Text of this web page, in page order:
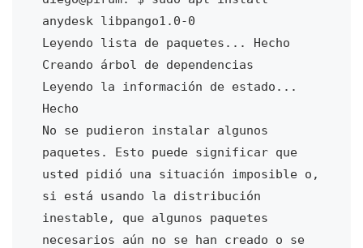
anydesk libpango1.0-0
Leyendo lista de paquetes... Hecho
Creando árbol de dependencias
Leyendo la información de estado...
Hecho
No se pudieron instalar algunos
paquetes. Esto puede significar que
usted pidió una situación imposible o,
si está usando la distribución
inestable, que algunos paquetes
necesarios aún no se han creado o se